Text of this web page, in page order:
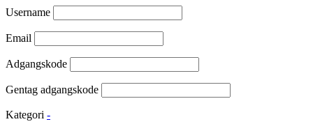
Username
Email
Adgangskode
Gentag adgangskode
Kategori -